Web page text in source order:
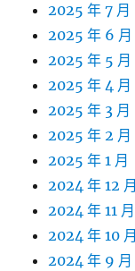
2025 年 7 月
2025 年 6 月
2025 年 5 月
2025 年 4 月
2025 年 3 月
2025 年 2 月
2025 年 1 月
2024 年 12 月
2024 年 11 月
2024 年 10 月
2024 年 9 月